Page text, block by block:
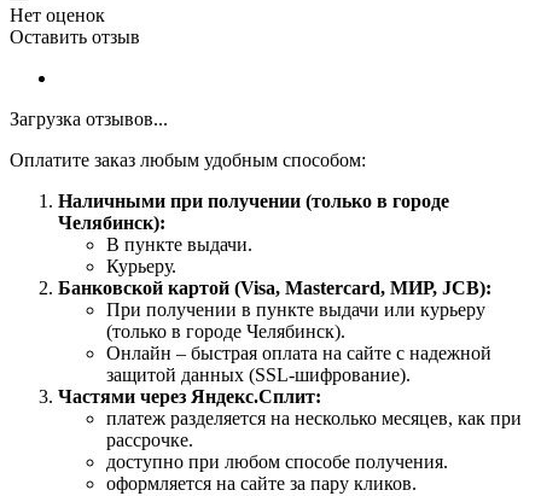
Нет оценок
Оставить отзыв
Загрузка отзывов...
Оплатите заказ любым удобным способом:
Наличными при получении (только в городе
Челябинск):
В пункте выдачи.
Курьеру.
Банковской картой (Visa, Mastercard, МИР, JCB):
При получении в пункте выдачи или курьеру
(только в городе Челябинск).
Онлайн – быстрая оплата на сайте с надежной
защитой данных (SSL-шифрование).
Частями через Яндекс.Сплит:
платеж разделяется на несколько месяцев, как при
рассрочке.
доступно при любом способе получения.
оформляется на сайте за пару кликов.